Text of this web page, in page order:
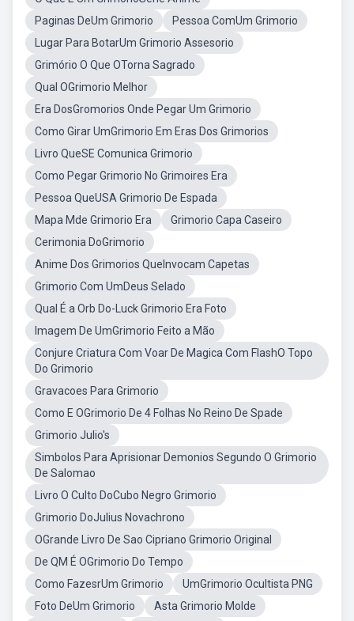
Paginas DeUm Grimorio
Pessoa ComUm Grimorio
Lugar Para BotarUm Grimorio Assesorio
Grimório O Que OTorna Sagrado
Qual OGrimorio Melhor
Era DosGromorios Onde Pegar Um Grimorio
Como Girar UmGrimorio Em Eras Dos Grimorios
Livro QueSE Comunica Grimorio
Como Pegar Grimorio No Grimoires Era
Pessoa QueUSA Grimorio De Espada
Mapa Mde Grimorio Era
Grimorio Capa Caseiro
Cerimonia DoGrimorio
Anime Dos Grimorios QueInvocam Capetas
Grimorio Com UmDeus Selado
Qual É a Orb Do-Luck Grimorio Era Foto
Imagem De UmGrimorio Feito a Mão
Conjure Criatura Com Voar De Magica Com FlashO Topo
Do Grimorio
Gravacoes Para Grimorio
Como E OGrimorio De 4 Folhas No Reino De Spade
Grimorio Julio's
Simbolos Para Aprisionar Demonios Segundo O Grimorio
De Salomao
Livro O Culto DoCubo Negro Grimorio
Grimorio DoJulius Novachrono
OGrande Livro De Sao Cipriano Grimorio Original
De QM É OGrimorio Do Tempo
Como FazesrUm Grimorio
UmGrimorio Ocultista PNG
Foto DeUm Grimorio
Asta Grimorio Molde